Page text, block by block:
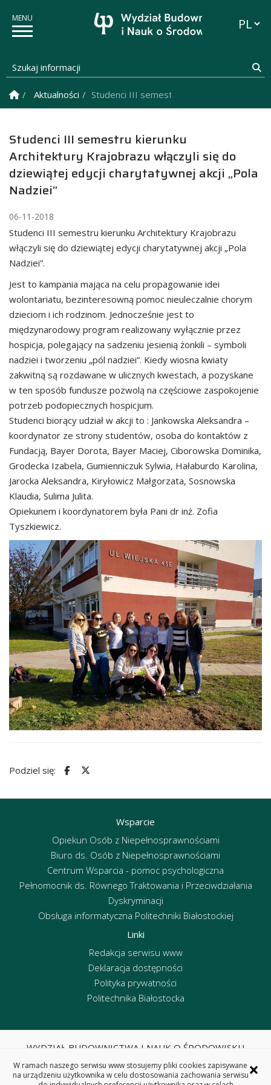
Szukaj informacji
Strona Główna
Aktualności Studenci III semestru kierunku
Studenci III semestru kierunku
Architektury Krajobrazu włączyli się do
dziewiątej edycji charytatywnej akcji „Pola
Nadziei”
06-11-2018
Studenci III semestru kierunku Architektury Krajobrazu
włączyli się do dziewiątej edycji charytatywnej akcji „Pola
Nadziei”.
Jest to kampania mająca na celu propagowanie idei
wolontariatu, bezinteresowną pomoc nieuleczalnie chorym
dzieciom i ich rodzinom. Jednocześnie jest to
międzynarodowy program realizowany wyłącznie przez
hospicja, polegający na sadzeniu jesienią żonkili – symboli
nadziei i tworzeniu „pól nadziei”. Kiedy wiosna kwiaty
zakwitną są rozdawane w ulicznych kwestach, a pozyskane
w ten sposób fundusze pozwolą na częściowe zaspokojenie
potrzeb podopiecznych hospicjum.
Studenci biorący udział w akcji to : Jankowska Aleksandra –
koordynator ze strony studentów, osoba do kontaktów z
Fundacją, Bayer Dorota, Bayer Maciej, Ciborowska Dominika,
Grodecka Izabela, Gumienniczuk Sylwia, Hałaburdo Karolina,
Jarocka Aleksandra, Kiryłowicz Małgorzata, Sosnowska
Klaudia, Sulima Julita.
Opiekunem i koordynatorem była Pani dr inż. Zofia
Tyszkiewicz.
Podziel się:
Wsparcie
Opiekun Osób z Niepełnosprawnościami
Biuro ds. Osób z Niepełnosprawnościami
Centrum Wsparcia - pomoc psychologiczna
Pełnomocnik ds. Równego Traktowania i Przeciwdziałania
Dyskryminacji
Obsługa informatyczna Politechniki Białostockiej
Linki
Redakcja serwisu www
Deklaracja dostępności
Polityka prywatności
Politechnika Białostocka
WYDZIAŁ BUDOWNICTWA I NAUK O ŚRODOWISKU
ul. Wiejska 45E, 15-351 Białystok
×
W ramach naszego serwisu www stosujemy pliki cookies zapisywane
na urządzeniu użytkownika w celu dostosowania zachowania serwisu